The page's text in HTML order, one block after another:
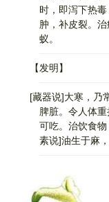
时，即泻下热
肿，补皮裂。
蚁。
【发明】
[藏器说]大寒，乃常
脾脏。令人体
可吃。治饮食
素说]油生于麻